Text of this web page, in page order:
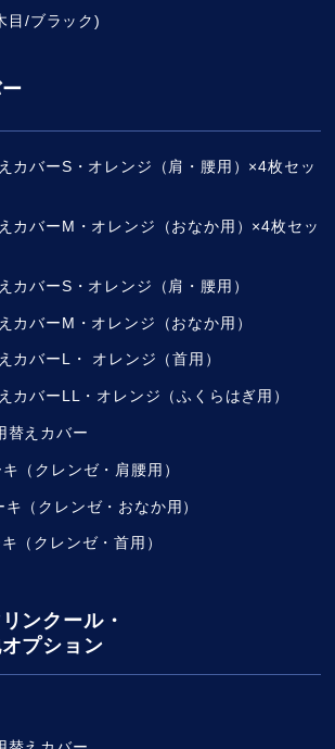
目/ブラック)
カバーS・オレンジ（肩・腰用）×4枚セッ
カバーM・オレンジ（おなか用）×4枚セッ
カバーS・オレンジ（肩・腰用）
カバーM・オレンジ（おなか用）
カバーL・ オレンジ（首用）
カバーLL・オレンジ（ふくらはぎ用）
替えカバー
（クレンゼ・肩腰用）
（クレンゼ・おなか用）
（クレンゼ・首用）
ンクール・
プション